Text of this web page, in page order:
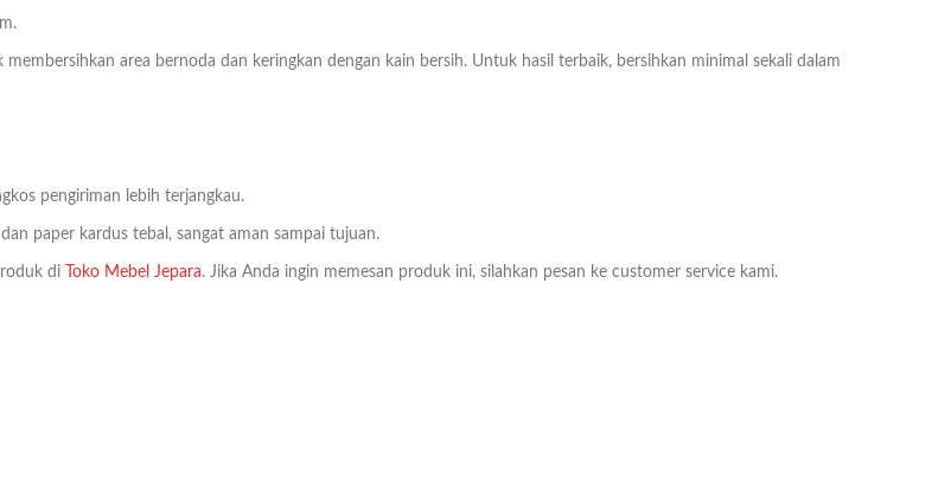
area bernoda dan keringkan dengan kain bersih. Untuk hasil terbaik, bersihkan minimal sekali dalam
pengiriman lebih terjangkau.
paper kardus tebal, sangat aman sampai tujuan.
di Toko Mebel Jepara. Jika Anda ingin memesan produk ini, silahkan pesan ke customer service kami.